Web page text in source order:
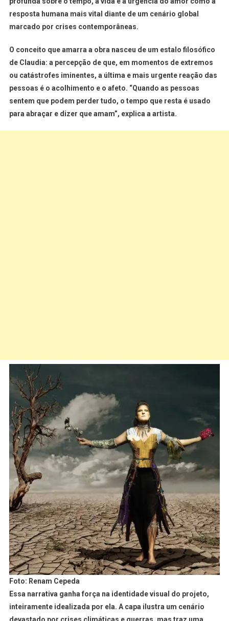
resposta humana mais vital diante de um cenário global
marcado por crises contemporâneas.
O conceito que amarra a obra nasceu de um estalo filosófico
de Claudia: a percepção de que, em momentos de extremos
ou catástrofes iminentes, a última e mais urgente reação das
pessoas é o acolhimento e o afeto. “Quando as pessoas
sentem que podem perder tudo, o tempo que resta é usado
para abraçar e dizer que amam”, explica a artista.
Foto: Renam Cepeda
Essa narrativa ganha força na identidade visual do projeto,
inteiramente idealizada por ela. A capa ilustra um cenário
devastado por crises climáticas e guerras, mas traz uma